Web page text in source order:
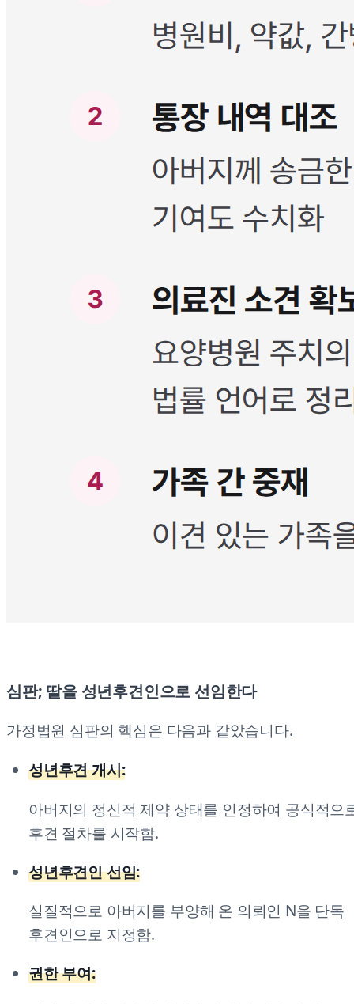
심판; 딸을 성년후견인으로 선임한다
가정법원 심판의 핵심은 다음과 같았습니다.
성년후견 개시:
아버지의 정신적 제약 상태를 인정하여 공식적으
후견 절차를 시작함.
성년후견인 선임:
실질적으로 아버지를 부양해 온 의뢰인 N을 단독
후견인으로 지정함.
권한 부여: